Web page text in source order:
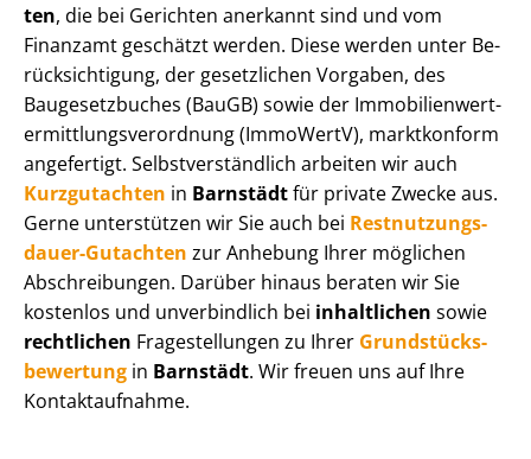
ten, die bei Gerichten anerkannt sind und vom
Finanzamt geschätzt werden. Diese werden unter Be­
rück­sich­ti­gung, der gesetzlichen Vorgaben, des
Baugesetzbuches (BauGB) sowie der Im­mo­bi­li­en­wert­
ermitt­lungs­ver­ord­nung (ImmoWertV), marktkonform
angefertigt. Selbst­ver­ständ­lich arbeiten wir auch
Kurzgutachten in Barnstädtfür private Zwecke aus.
Gerne unterstützen wir Sie auch bei Rest­nut­zungs­
dau­er-Gutachten zur Anhebung Ihrer möglichen
Abschreibungen. Darüber hinaus beraten wir Sie
kostenlos und unverbindlich bei inhaltlichen sowie
rechtlichen Fragestellungen zu Ihrer Grund­stücks­
be­wer­tung in Barnstädt. Wir freuen uns auf Ihre
Kontaktaufnahme.